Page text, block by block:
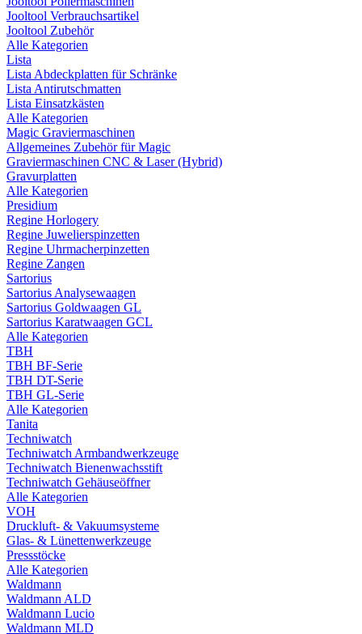
Jooltool Verbrauchsartikel
Jooltool Zubehör
Alle Kategorien
Lista
Lista Abdeckplatten für Schränke
Lista Antirutschmatten
Lista Einsatzkästen
Alle Kategorien
Magic Graviermaschinen
Allgemeines Zubehör für Magic
Graviermaschinen CNC & Laser (Hybrid)
Gravurplatten
Alle Kategorien
Presidium
Regine Horlogery
Regine Juwelierspinzetten
Regine Uhrmacherpinzetten
Regine Zangen
Sartorius
Sartorius Analysewaagen
Sartorius Goldwaagen GL
Sartorius Karatwaagen GCL
Alle Kategorien
TBH
TBH BF-Serie
TBH DT-Serie
TBH GL-Serie
Alle Kategorien
Tanita
Techniwatch
Techniwatch Armbandwerkzeuge
Techniwatch Bienenwachsstift
Techniwatch Gehäuseöffner
Alle Kategorien
VOH
Druckluft- & Vakuumsysteme
Glas- & Lünettenwerkzeuge
Pressstöcke
Alle Kategorien
Waldmann
Waldmann ALD
Waldmann Lucio
Waldmann MLD